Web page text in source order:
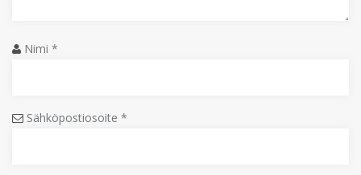
Nimi *
Sähköpostiosoite *